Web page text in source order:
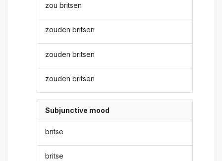
zou britsen
zouden britsen
zouden britsen
zouden britsen
Subjunctive mood
britse
britse